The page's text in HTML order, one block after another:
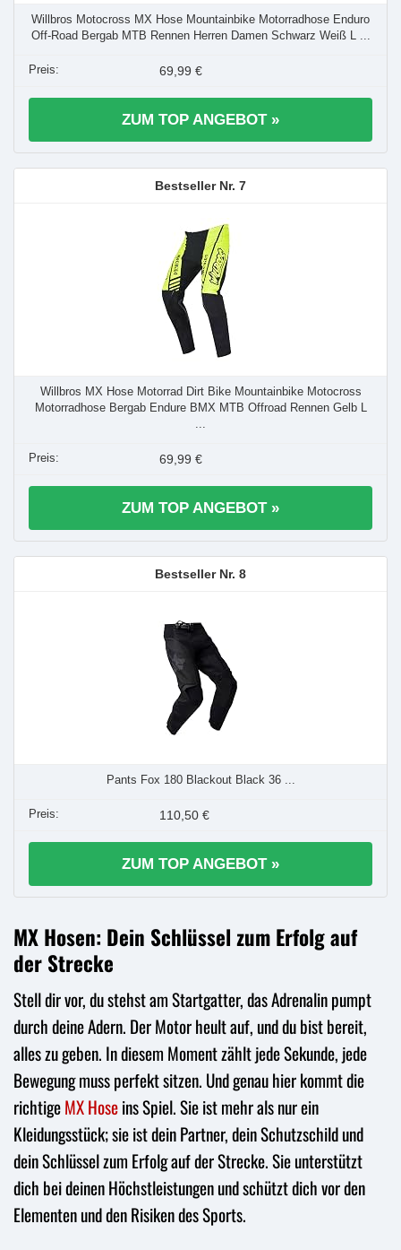
Willbros Motocross MX Hose Mountainbike Motorradhose Enduro
Off-Road Bergab MTB Rennen Herren Damen Schwarz Weiß L ...
69,99 €
ZUM TOP ANGEBOT »
7
Willbros MX Hose Motorrad Dirt Bike Mountainbike Motocross
Motorradhose Bergab Endure BMX MTB Offroad Rennen Gelb L
69,99 €
ZUM TOP ANGEBOT »
8
Pants Fox 180 Blackout Black 36 ...
110,50 €
ZUM TOP ANGEBOT »
MX Hosen: Dein Schlüssel zum Erfolg auf
der Strecke
Stell dir vor, du stehst am Startgatter, das Adrenalin pumpt
durch deine Adern. Der Motor heult auf, und du bist bereit,
alles zu geben. In diesem Moment zählt jede Sekunde, jede
Bewegung muss perfekt sitzen. Und genau hier kommt die
richtigeMX Hoseins Spiel. Sie ist mehr als nur ein
Kleidungsstück; sie ist dein Partner, dein Schutzschild und
dein Schlüssel zum Erfolg auf der Strecke. Sie unterstützt
dich bei deinen Höchstleistungen und schützt dich vor den
Elementen und den Risiken des Sports.